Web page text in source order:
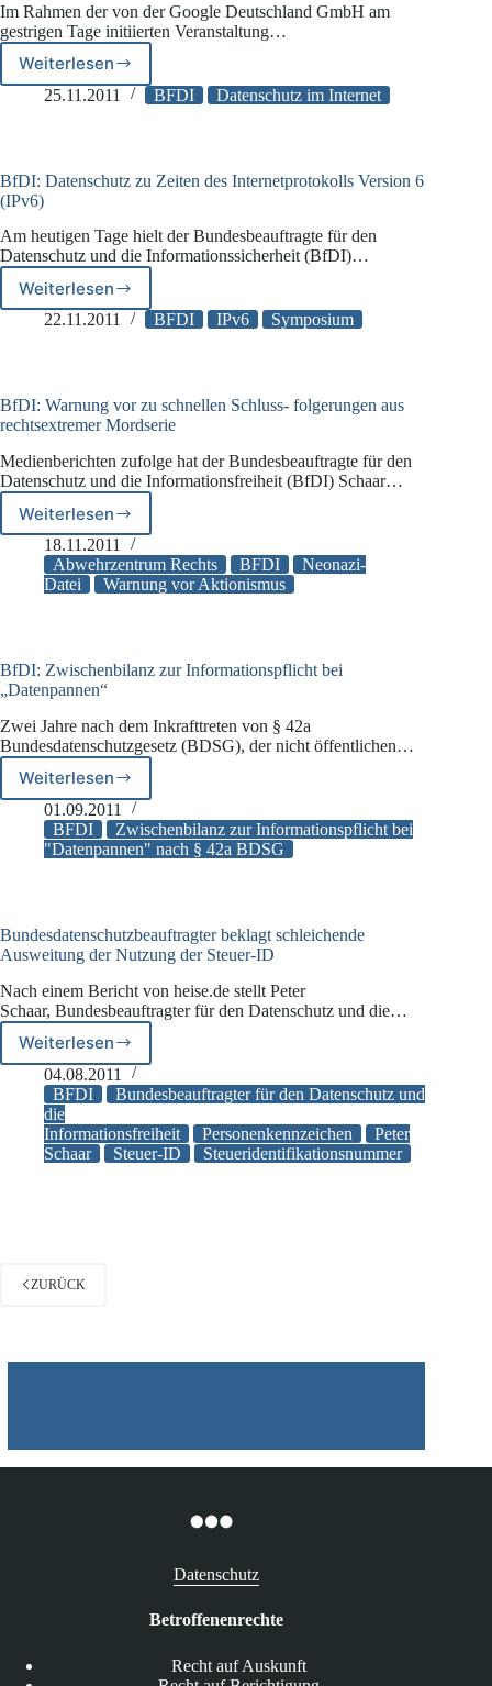
Im Rahmen der von der Google Deutschland GmbH am
gestrigen Tage initiierten Veranstaltung…
Weiterlesen
BfDI:
Forderung
für
Internet
25.11.2011 BFDI Datenschutz im Internet
BfDI: Datenschutz zu Zeiten des Internetprotokolls Version 6
(IPv6)
Am heutigen Tage hielt der Bundesbeauftragte für den
Datenschutz und die Informationssicherheit (BfDI)…
Weiterlesen
BfDI:
Datenschutz
Internetprotokolls
Version
(IPv6)
22.11.2011 BFDI IPv6 Symposium
BfDI: Warnung vor zu schnellen Schluss- folgerungen aus
rechtsextremer Mordserie
Medienberichten zufolge hat der Bundesbeauftragte für den
Datenschutz und die Informationsfreiheit (BfDI) Schaar…
Weiterlesen
BfDI:
Warnung
vor
zu
aus
rechtsextremer
18.11.2011
Abwehrzentrum Rechts
BFDI
Neonazi-
Datei
Warnung vor Aktionismus
BfDI: Zwischenbilanz zur Informationspflicht bei
„Datenpannen“
Zwei Jahre nach dem Inkrafttreten von § 42a
Bundesdatenschutzgesetz (BDSG), der nicht öffentlichen…
Weiterlesen
BfDI:
Zwischenbilanz
zur
Informationspflicht
01.09.2011
BFDI
Zwischenbilanz zur Informationspflicht bei
"Datenpannen" nach § 42a BDSG
Bundesdatenschutzbeauftragter beklagt schleichende
Ausweitung der Nutzung der Steuer-ID
Nach einem Bericht von heise.de stellt Peter
Schaar, Bundesbeauftragter für den Datenschutz und die…
WeiterlesenBundesdatenschutzbeauftragter
beklagt
schleichende
der
Nutzung
04.08.2011
BFDI
Bundesbeauftragter für den Datenschutz und
die
Informationsfreiheit
Personenkennzeichen
Peter
Schaar
Steuer-ID Steueridentifikationsnummer
ZURÜCK
Datenschutz
Betroffenenrechte
Recht auf Auskunft